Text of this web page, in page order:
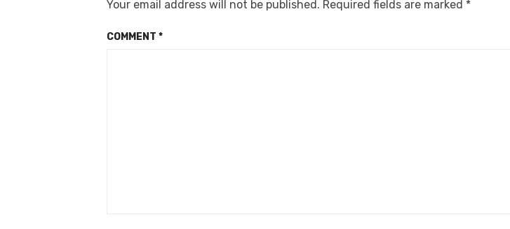
Your email address will not be published. Required fields are marked *
COMMENT *